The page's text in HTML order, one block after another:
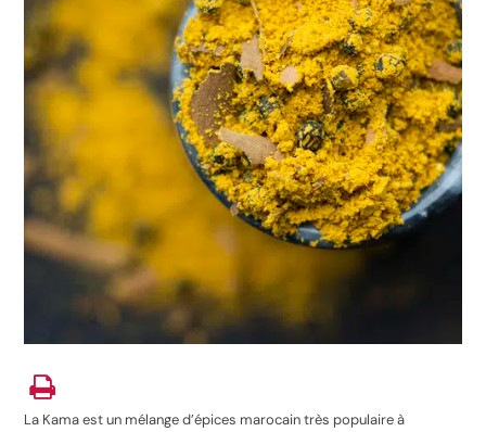
La Kama est un mélange d’épices marocain très populaire à